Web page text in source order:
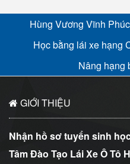
Hùng Vương Vĩnh Phúc
Học bằng lái xe hạng
Nâng hạng
GIỚI THIỆU
Nhận hồ sơ tuyển sinh
Tâm Đào Tạo Lái Xe Ô Tô